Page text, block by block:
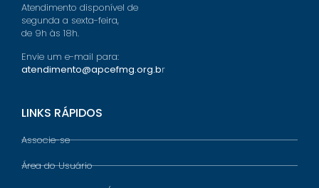
Atendimento disponível de
segunda a sexta-feira,
de 9h às 18h.
Envie um e-mail para:
atendimento@apcefmg.org.br
LINKS RÁPIDOS
Associe-se
Área do Usuário